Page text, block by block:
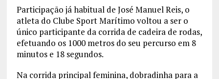
Participação já habitual de José Manuel Reis, o
atleta do Clube Sport Marítimo voltou a ser o
único participante da corrida de cadeira de rodas,
efetuando os 1000 metros do seu percurso em 8
minutos e 18 segundos.
Na corrida principal feminina, dobradinha para a